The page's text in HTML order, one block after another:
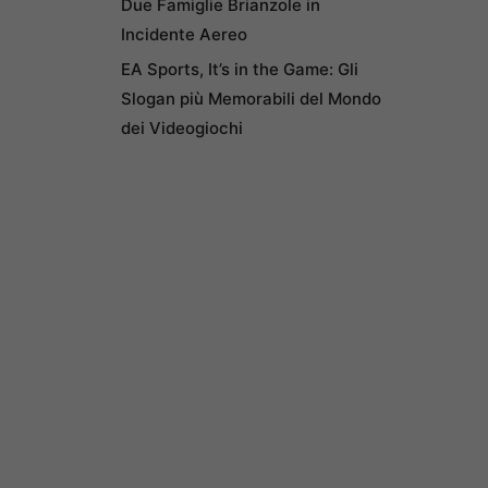
Due Famiglie Brianzole in
Incidente Aereo
EA Sports, It’s in the Game: Gli
Slogan più Memorabili del Mondo
dei Videogiochi